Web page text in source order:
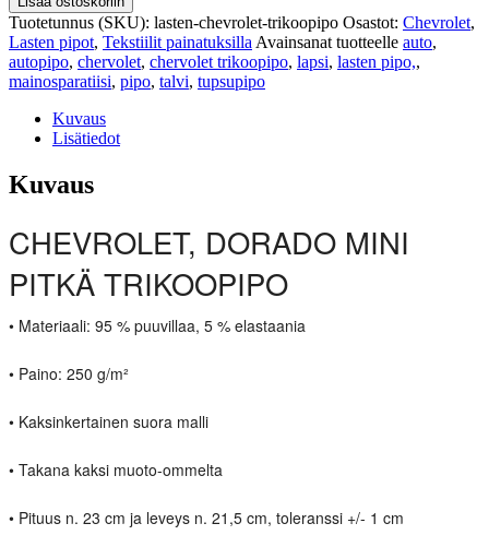
Tuotetunnus (SKU): lasten-chevrolet-trikoopipo Osastot: Chevrolet,
Lasten pipot, Tekstiilit painatuksilla Avainsanat tuotteelle auto,
autopipo, chervolet, chervolet trikoopipo, lapsi, lasten pipo,,
mainosparatiisi, pipo, talvi, tupsupipo
Kuvaus
Lisätiedot
Kuvaus
CHEVROLET, DORADO MINI
PITKÄ TRIKOOPIPO
• Materiaali: 95 % puuvillaa, 5 % elastaania
• Paino: 250 g/m²
• Kaksinkertainen suora malli
• Takana kaksi muoto-ommelta
• Pituus n. 23 cm ja leveys n. 21,5 cm, toleranssi +/- 1 cm